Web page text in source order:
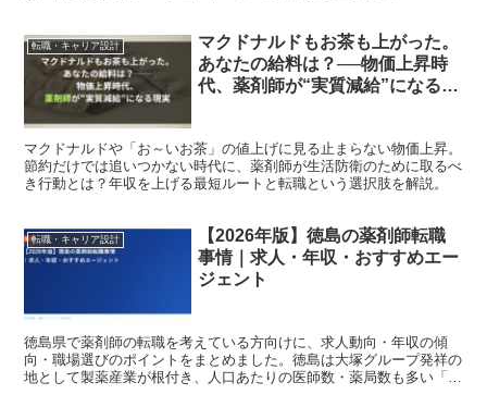
転職・キャリア設計
マクドナルドもお茶も上がった。
あなたの給料は？──物価上昇時
代、薬剤師が“実質減給”になる現
マクドナルドや「お～いお茶」の値上げに見る止まらない物価上昇。
節約だけでは追いつかない時代に、薬剤師が生活防衛のために取るべ
き行動とは？年収を上げる最短ルートと転職という選択肢を解説。
転職・キャリア設計
【2026年版】徳島の薬剤師転職
事情｜求人・年収・おすすめエー
ジェント
徳島県で薬剤師の転職を考えている方向けに、求人動向・年収の傾
向・職場選びのポイントをまとめました。徳島は大塚グループ発祥の
地として製薬産業が根付き、人口あたりの医師数・薬局数も多い「医